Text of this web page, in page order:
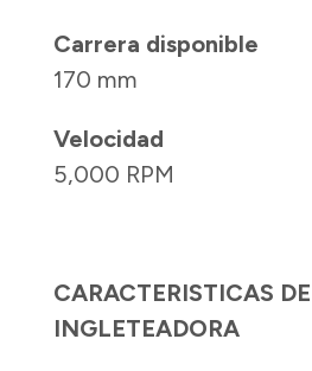
Carrera disponible
170 mm
Velocidad
5,000 RPM
CARACTERISTICAS
INGLETEADORA